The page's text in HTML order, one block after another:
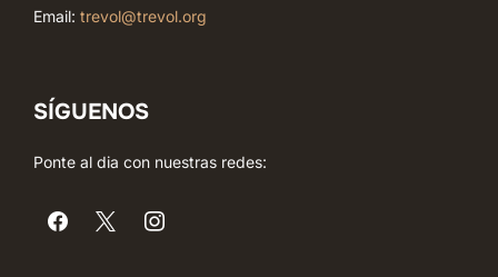
Email: trevol@trevol.org
SÍGUENOS
Ponte al dia con nuestras redes: